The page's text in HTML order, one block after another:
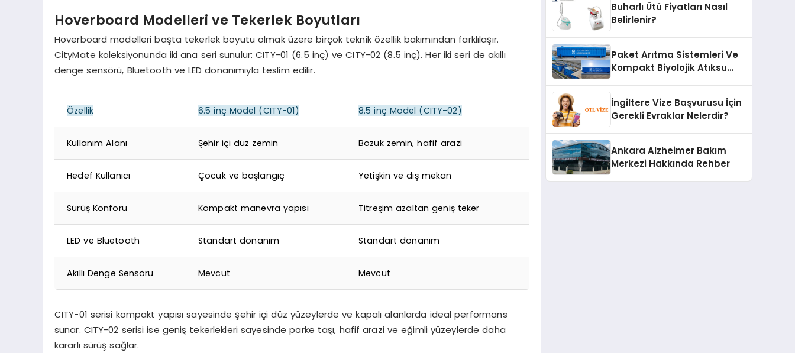
Hoverboard Modelleri ve Tekerlek Boyutları
Hoverboard modelleri başta tekerlek boyutu olmak üzere birçok teknik özellik bakımından farklılaşır.
CityMate koleksiyonunda iki ana seri sunulur: CITY-01 (6.5 inç) ve CITY-02 (8.5 inç). Her iki seri de akıllı
denge sensörü, Bluetooth ve LED donanımıyla teslim edilir.
Özellik 6.5 inç Model (CITY-01) 8.5 inç Model (CITY-02)
Kullanım Alanı Şehir içi düz zemin Bozuk zemin, hafif arazi
Hedef Kullanıcı Çocuk ve başlangıç Yetişkin ve dış mekan
Sürüş Konforu Kompakt manevra yapısı Titreşim azaltan geniş teker
LED ve Bluetooth Standart donanım Standart donanım
Akıllı Denge Sensörü Mevcut Mevcut
CITY-01 serisi kompakt yapısı sayesinde şehir içi düz yüzeylerde ve kapalı alanlarda ideal performans
sunar. CITY-02 serisi ise geniş tekerlekleri sayesinde parke taşı, hafif arazi ve eğimli yüzeylerde daha
kararlı sürüş sağlar.
Buharlı Ütü Fiyatları Nasıl
Belirlenir?
Paket Arıtma Sistemleri Ve
Kompakt Biyolojik Atıksu
İngiltere Vize Başvurusu İçin
Gerekli Evraklar Nelerdir?
Ankara Alzheimer Bakım
Merkezi Hakkında Rehber